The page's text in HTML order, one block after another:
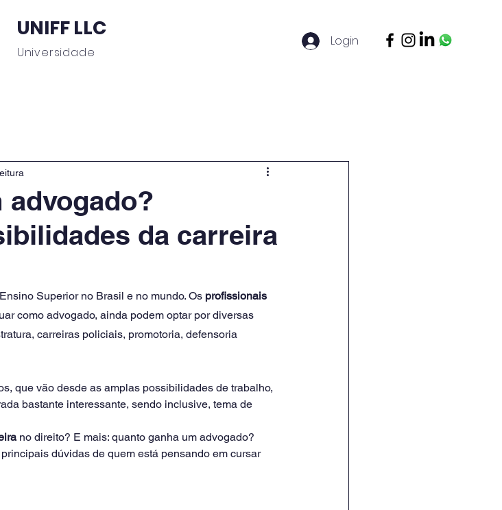
UNIFF LLC
Universidade
Login
advogado?
da carreira
Superior no Brasil e no mundo. Os profissionais
como advogado, ainda podem optar por diversas
carreiras policiais, promotoria, defensoria
que vão desde as amplas possibilidades de trabalho,
bastante interessante, sendo inclusive, tema de
no direito? E mais: quanto ganha um advogado?
dúvidas de quem está pensando em cursar